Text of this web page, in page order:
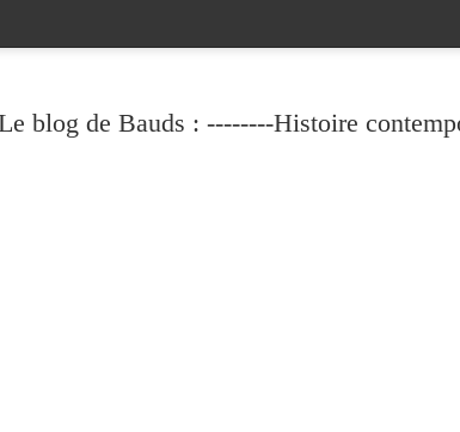
blog de Bauds : --------Histoire